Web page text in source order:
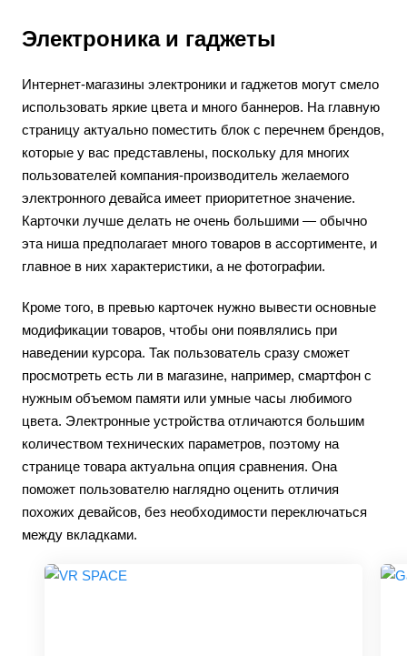
Электроника и гаджеты
Интернет-магазины электроники и гаджетов могут смело
использовать яркие цвета и много баннеров. На главную
страницу актуально поместить блок с перечнем брендов,
которые у вас представлены, поскольку для многих
пользователей компания-производитель желаемого
электронного девайса имеет приоритетное значение.
Карточки лучше делать не очень большими — обычно
эта ниша предполагает много товаров в ассортименте, и
главное в них характеристики, а не фотографии.
Кроме того, в превью карточек нужно вывести основные
модификации товаров, чтобы они появлялись при
наведении курсора. Так пользователь сразу сможет
просмотреть есть ли в магазине, например, смартфон с
нужным объемом памяти или умные часы любимого
цвета. Электронные устройства отличаются большим
количеством технических параметров, поэтому на
странице товара актуальна опция сравнения. Она
поможет пользователю наглядно оценить отличия
похожих девайсов, без необходимости переключаться
между вкладками.